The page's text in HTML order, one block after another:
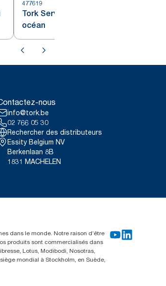
477619
Tork Serviette Dinner Doux bleu
océan
nous
info@tork.be
02 766 05 30
Rechercher des distributeurs
Essity Belgium NV
Berkenlaan 8B
1831 MACHELEN
dans le monde. Notre raison d’être
produits sont commercialisés dans
Lotus, Modibodi, Nosotras,
mondial à Stockholm, en Suède,